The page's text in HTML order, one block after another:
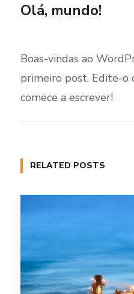
Olá, mundo!
Boas-vindas ao
primeiro post. Edite-o
comece a escrever!
RELATED POSTS